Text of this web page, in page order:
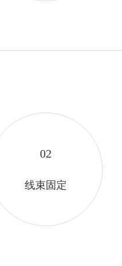
02
线束固定